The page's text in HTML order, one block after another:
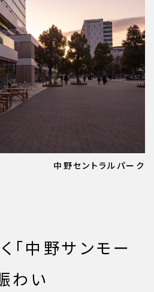
中野セントラルパーク
「中野サンモー
わい